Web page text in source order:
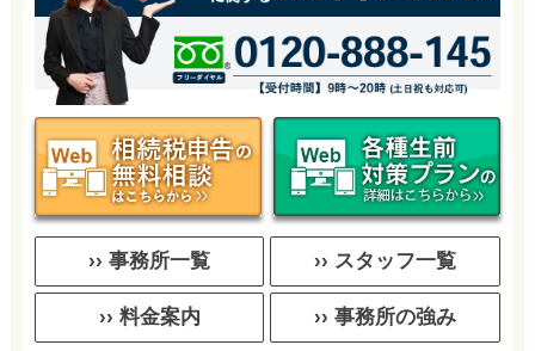
›› 事務所一覧 ›› スタッフ一覧
›› 料金案内 ›› 事務所の強み